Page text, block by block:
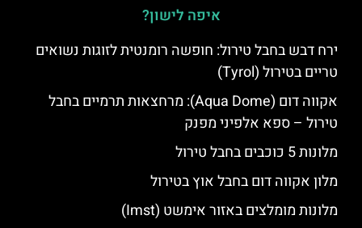
איפה לישון?
ירח דבש בחבל טירול: חופשה רומנטית לזוגות נשואים
טריים בטירול (Tyrol)
אקווה דום (Aqua Dome): מרחצאות תרמיים בחבל
טירול – ספא אלפיני מפנק
מלונות 5 כוכבים בחבל טירול
מלון אקווה דום בחבל אוץ בטירול
מלונות מומלצים באזור אימשט (Imst)